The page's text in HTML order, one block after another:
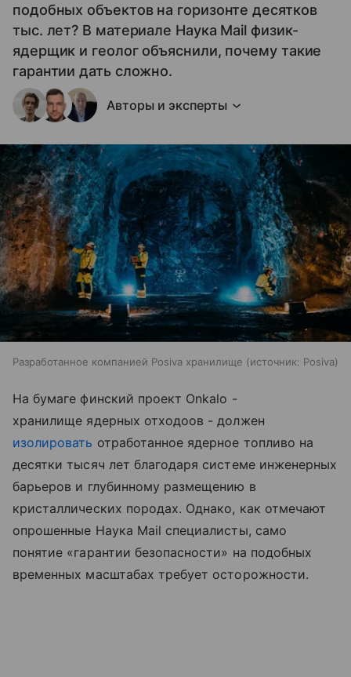
подобных объектов на горизонте десятков
тыс. лет? В материале Наука Mail физик-
ядерщик и геолог объяснили, почему такие
гарантии дать сложно.
Авторы и эксперты
Разработанное компанией Posiva хранилище источник: Posiva
На бумаге финский проект Onkalo -
хранилище ядерных отходоов - должен
изолировать отработанное ядерное топливо на
десятки тысяч лет благодаря системе инженерных
барьеров и глубинному размещению в
кристаллических породах. Однако, как отмечают
опрошенные Наука Mail специалисты, само
понятие «гарантии безопасности» на подобных
временных масштабах требует осторожности.